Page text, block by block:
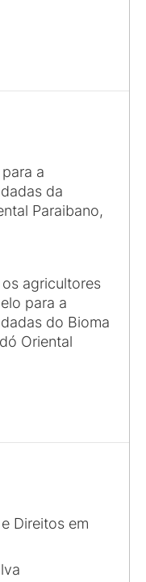
a
da
Paraibano,
agricultores
para a
do Bioma
Oriental
Direitos em